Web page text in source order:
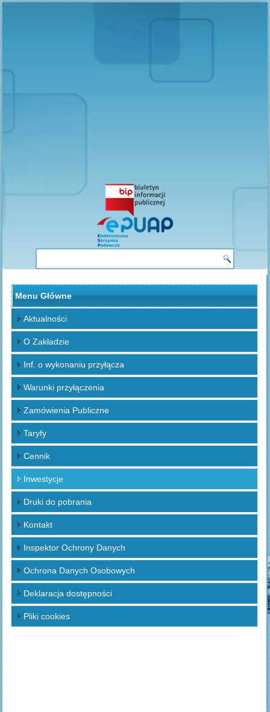
Menu Główne
Aktualności
O Zakładzie
Inf. o wykonaniu przyłącza
Warunki przyłączenia
Zamówienia Publiczne
Taryfy
Cennik
Inwestycje
Druki do pobrania
Kontakt
Inspektor Ochrony Danych
Ochrona Danych Osobowych
Deklaracja dostępności
Pliki cookies